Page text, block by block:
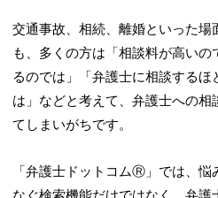
交通事故、相続、離婚といった場
も、多くの方は「相談料が高い
るのでは」「弁護士に相談する
は」などと考えて、弁護士への相
てしまいがちです。
「弁護士ドットコムⓇ」では、悩